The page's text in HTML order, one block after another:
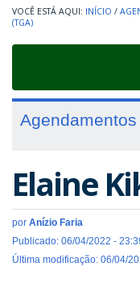
INÍCIO /
(TGA)
Agendamentos
Elaine
por Anízio Faria
Publicado: 06/04/2022 -
Última modificação: 06/04/